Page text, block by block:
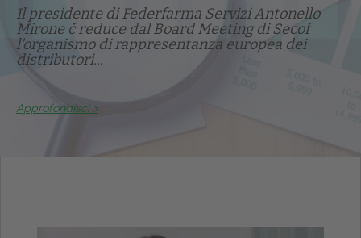
Il presidente di Federfarma Servizi Antonello
Mirone č reduce dal Board Meeting di Secof
l'organismo di rappresentanza europea dei
distributori...
Approfondisci >